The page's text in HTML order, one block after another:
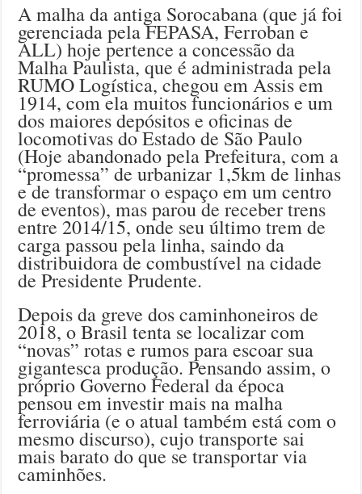
A malha da antiga Sorocabana (que já foi
gerenciada pela FEPASA, Ferroban e
ALL) hoje pertence a concessão da
Malha Paulista, que é administrada pela
RUMO Logística, chegou em Assis em
1914, com ela muitos funcionários e um
dos maiores depósitos e oficinas de
locomotivas do Estado de São Paulo
(Hoje abandonado pela Prefeitura, com a
“promessa” de urbanizar 1,5km de linhas
e de transformar o espaço em um centro
de eventos), mas parou de receber trens
entre 2014/15, onde seu último trem de
carga passou pela linha, saindo da
distribuidora de combustível na cidade
de Presidente Prudente.
Depois da greve dos caminhoneiros de
2018, o Brasil tenta se localizar com
“novas” rotas e rumos para escoar sua
gigantesca produção. Pensando assim, o
próprio Governo Federal da época
pensou em investir mais na malha
ferroviária (e o atual também está com o
mesmo discurso), cujo transporte sai
mais barato do que se transportar via
caminhões.